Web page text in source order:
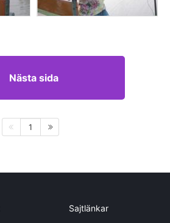
Nästa sida
1
Sajtlänkar